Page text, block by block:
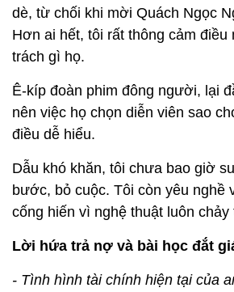
dè, từ chối khi mời Quách Ngọc
Hơn ai hết, tôi rất thông cảm điều
trách gì họ.
Ê-kíp đoàn phim đông người, lại
nên việc họ chọn diễn viên sao
điều dễ hiểu.
Dẫu khó khăn, tôi chưa bao giờ
bước, bỏ cuộc. Tôi còn yêu nghề
cống hiến vì nghệ thuật luôn chảy
Lời hứa trả nợ và bài học đắt
- Tình hình tài chính hiện tại của